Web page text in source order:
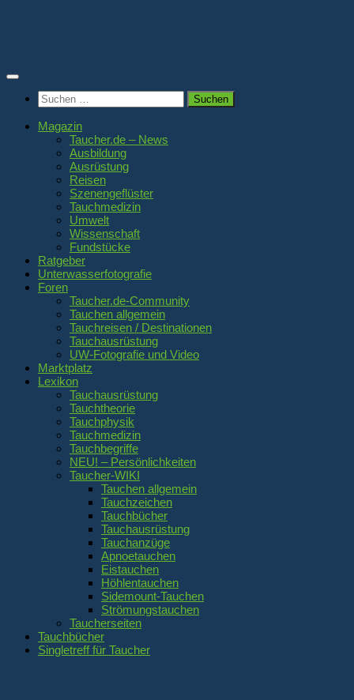
Suchen
nach:
Magazin
Taucher.de – News
Ausbildung
Ausrüstung
Reisen
Szenengeflüster
Tauchmedizin
Umwelt
Wissenschaft
Fundstücke
Ratgeber
Unterwasserfotografie
Foren
Taucher.de-Community
Tauchen allgemein
Tauchreisen / Destinationen
Tauchausrüstung
UW-Fotografie und Video
Marktplatz
Lexikon
Tauchausrüstung
Tauchtheorie
Tauchphysik
Tauchmedizin
Tauchbegriffe
NEU! – Persönlichkeiten
Taucher-WIKI
Tauchen allgemein
Tauchzeichen
Tauchbücher
Tauchausrüstung
Tauchanzüge
Apnoetauchen
Eistauchen
Höhlentauchen
Sidemount-Tauchen
Strömungstauchen
Taucherseiten
Tauchbücher
Singletreff für Taucher